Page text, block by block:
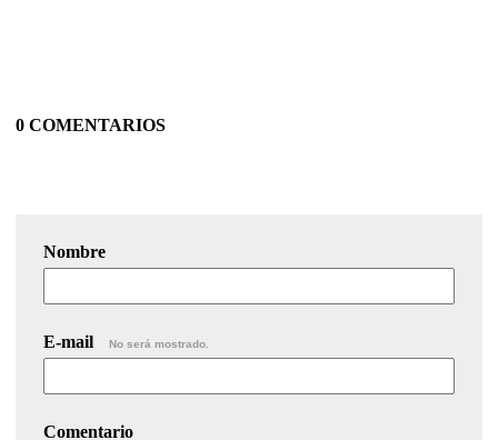
0 COMENTARIOS
Nombre
E-mail No será mostrado.
Comentario